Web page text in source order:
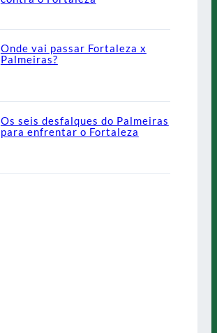
Onde vai passar Fortaleza x
Palmeiras?
Os seis desfalques do Palmeiras
para enfrentar o Fortaleza